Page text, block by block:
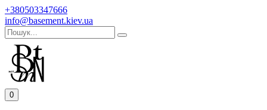
+380503347666
info@basement.kiev.ua
0